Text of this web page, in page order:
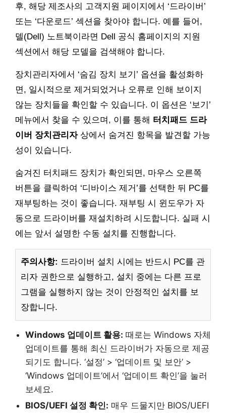
후, 해당 제조사의 고객지원 페이지에서 ‘드라이버’
또는 ‘다운로드’ 섹션을 찾아야 합니다. 예를 들어,
델(Dell) 노트북이라면 Dell 공식 홈페이지의 지원
섹션에서 해당 모델을 검색해야 합니다.
장치관리자에서 ‘숨김 장치 보기’ 옵션을 활성화하
면, 일시적으로 제거되었거나 오류로 인해 보이지
않는 장치들을 확인할 수 있습니다. 이 옵션은 ‘보기’
메뉴에서 찾을 수 있으며, 이를 통해 터치패드 드라
이버 장치관리자상에서 숨겨진 항목을 발견할 가능
성이 있습니다.
숨겨진 터치패드 장치가 확인되면, 마우스 오른쪽
버튼을 클릭하여 ‘디바이스 제거’를 선택한 뒤 PC를
재부팅하는 것이 좋습니다. 재부팅 시 윈도우가 자
동으로 드라이버를 재설치하려 시도합니다. 실패 시
에는 앞서 설명한 수동 설치를 진행합니다.
주의사항: 드라이버 설치 시에는 반드시 PC를 관
리자 권한으로 실행하고, 설치 중에는 다른 프로
그램을 실행하지 않는 것이 안정적인 설치를 보
장합니다.
Windows 업데이트 활용: 때로는 Windows 자체
업데이트를 통해 최신 드라이버가 자동으로 제공
되기도 합니다. ‘설정’ > ‘업데이트 및 보안’ >
‘Windows 업데이트’에서 ‘업데이트 확인’을 눌러
보세요.
BIOS/UEFI 설정 확인: 매우 드물지만 BIOS/UEFI